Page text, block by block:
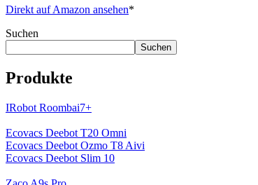
Direkt auf Amazon ansehen*
Suchen
Suchen
Produkte
IRobot Roombai7+
Ecovacs Deebot T20 Omni
Ecovacs Deebot Ozmo T8 Aivi
Ecovacs Deebot Slim 10